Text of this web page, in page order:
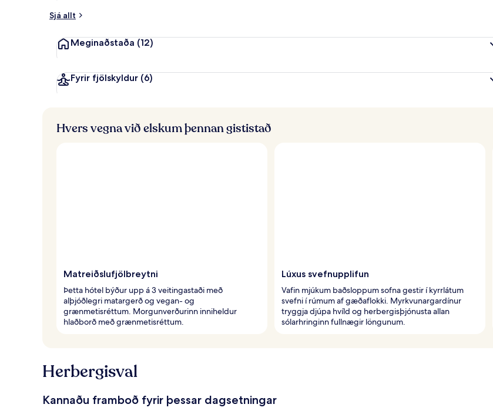
Sjá allt
Meginaðstaða (12)
Fyrir fjölskyldur (6)
Hvers vegna við elskum þennan gististað
Matreiðslufjölbreytni
Þetta hótel býður upp á 3 veitingastaði með
alþjóðlegri matargerð og vegan- og
grænmetisréttum. Morgunverðurinn inniheldur
hlaðborð með grænmetisréttum.
Lúxus svefnupplifun
Vafin mjúkum baðsloppum sofna gestir í kyrrlátum
svefni í rúmum af gæðaflokki. Myrkvunargardínur
tryggja djúpa hvíld og herbergisþjónusta allan
sólarhringinn fullnægir löngunum.
Herbergisval
Kannaðu framboð fyrir þessar dagsetningar